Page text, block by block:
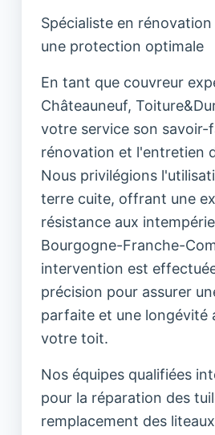
Spécialiste en
une protection optimale
En tant que couvreur
Châteauneuf,
votre service son savoir-
rénovation et l'entretien
Nous privilégions
terre cuite, offrant une
résistance aux
Bourgogne-Franche-
intervention est
précision pour assurer
parfaite et une longévité
votre toit.
Nos équipes qualifiées
pour la réparation des
remplacement des